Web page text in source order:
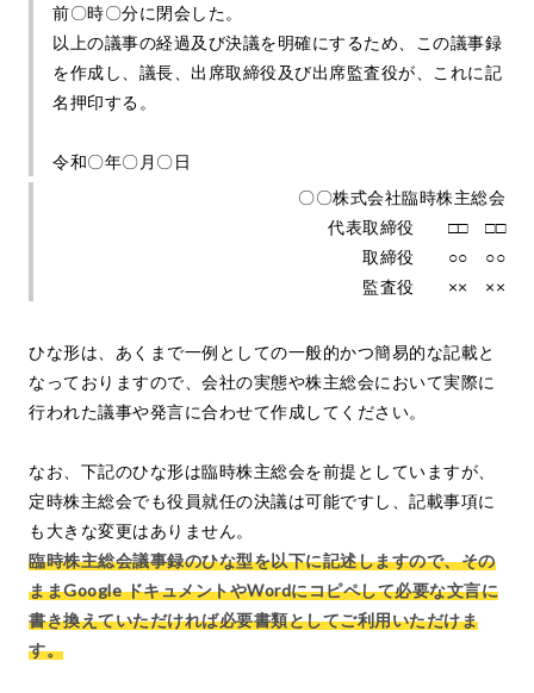
前〇時〇分に閉会した。
以上の議事の経過及び決議を明確にするため、この議事録
を作成し、議長、出席取締役及び出席監査役が、これに記
名押印する。
令和〇年〇月〇日
〇〇株式会社臨時株主総会
代表取締役 □□ □□
取締役 ○○ ○○
監査役 ×× ××
ひな形は、あくまで一例としての一般的かつ簡易的な記載と
なっておりますので、会社の実態や株主総会において実際に
行われた議事や発言に合わせて作成してください。
なお、下記のひな形は臨時株主総会を前提としていますが、
定時株主総会でも役員就任の決議は可能ですし、記載事項に
も大きな変更はありません。
臨時株主総会議事録のひな型を以下に記述しますので、その
ままGoogle ドキュメントやWordにコピペして必要な文言に
書き換えていただければ必要書類としてご利用いただけま
す。